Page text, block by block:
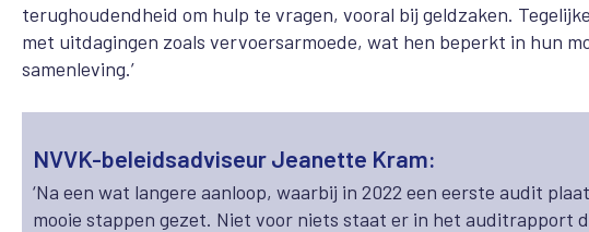
terughoudendheid om hulp te vragen, vooral bij geldzaken.
met uitdagingen zoals vervoersarmoede, wat hen beperkt in hun
samenleving.’
NVVK-beleidsadviseur Jeanette Kram:
‘Na een wat langere aanloop, waarbij in 2022 een eerste audit
mooie stappen gezet. Niet voor niets staat er in het auditrapport